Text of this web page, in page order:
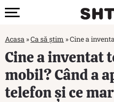
Acasa »Ca să știm »Cine a
Cine a inventat
mobil? Când a
telefon și ce